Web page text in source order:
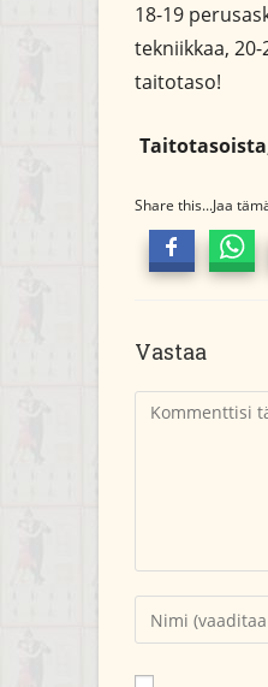
18-19
tekniikkaa,
taitotaso!
Share this...Jaa
Vastaa
Kommentti
Kirjoita
nimesi
tai